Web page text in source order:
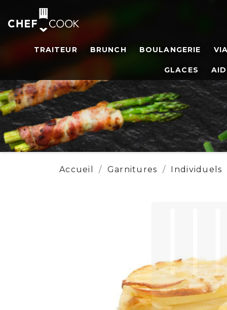
TRAITEUR BRUNCH BOULANGERIE
GLACES
Accueil Garnitures Individuels